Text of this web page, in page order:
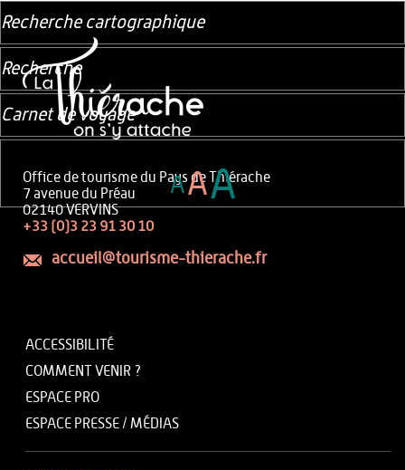
Office de tourisme du Pays de Thiérache
7 avenue du Préau
02140 VERVINS
+33 (0)3 23 91 30 10
accueil@tourisme-thierache.fr
ACCESSIBILITÉ
COMMENT VENIR ?
ESPACE PRO
ESPACE PRESSE / MÉDIAS
Recherche cartographique
Recherche
Carnet de voyage
AAA